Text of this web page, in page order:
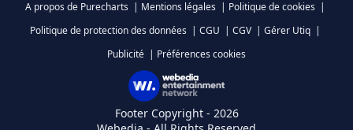
A propos de Purecharts | Mentions légales | Politique de cookies |
Politique de protection des données | CGU | CGV | Gérer Utiq |
Publicité | Préférences cookies
Footer Copyright - 2026